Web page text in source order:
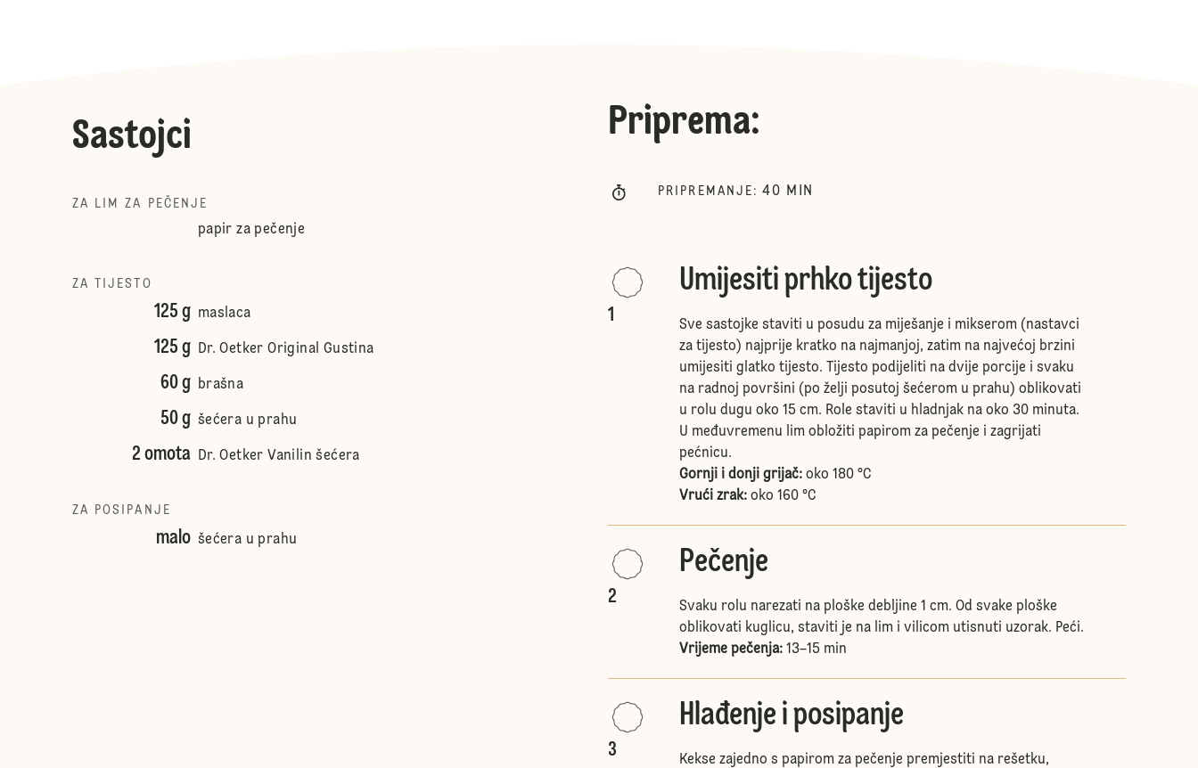
Sastojci
ZA LIM ZA PEČENJE
papir za pečenje
ZA TIJESTO
125 g maslaca
125 g Dr. Oetker Original Gustina
60 g brašna
50 g šećera u prahu
2 omota Dr. Oetker Vanilin šećera
ZA POSIPANJE
malo šećera u prahu
Priprema:
PRIPREMANJE : 40 MIN
1
Umijesiti prhko tijesto
Sve sastojke staviti u posudu za miješanje i mikserom (nastavci
za tijesto) najprije kratko na najmanjoj, zatim na najvećoj brzini
umijesiti glatko tijesto. Tijesto podijeliti na dvije porcije i svaku
na radnoj površini (po želji posutoj šećerom u prahu) oblikovati
u rolu dugu oko 15 cm. Role staviti u hladnjak na oko 30 minuta.
U međuvremenu lim obložiti papirom za pečenje i zagrijati
pećnicu.
Gornji i donji grijač: oko 180 °C
Vrući zrak: oko 160 °C
2
Pečenje
Svaku rolu narezati na ploške debljine 1 cm. Od svake ploške
oblikovati kuglicu, staviti je na lim i vilicom utisnuti uzorak. Peći.
Vrijeme pečenja: 13–15 min
3
Hlađenje i posipanje
Kekse zajedno s papirom za pečenje premjestiti na rešetku,